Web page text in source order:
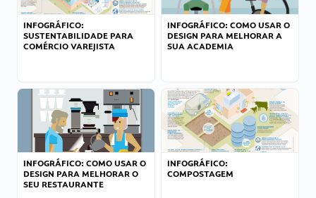
INFOGRÁFICO:
SUSTENTABILIDADE PARA
COMÉRCIO VAREJISTA
INFOGRÁFICO: COMO USAR O
DESIGN PARA MELHORAR A
SUA ACADEMIA
INFOGRÁFICO: COMO USAR O
DESIGN PARA MELHORAR O
SEU RESTAURANTE
INFOGRÁFICO:
COMPOSTAGEM